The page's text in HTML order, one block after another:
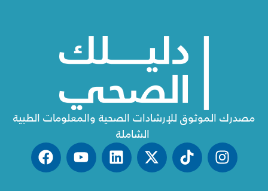
مصدرك الموثوق للإرشادات الصحية والمعلومات الطبية